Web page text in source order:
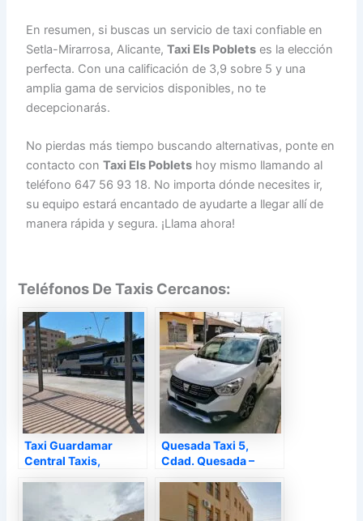
En resumen, si buscas un servicio de taxi confiable en
Setla-Mirarrosa, Alicante,Taxi Els Poblets es la elección
perfecta. Con una calificación de 3,9 sobre 5 y una
amplia gama de servicios disponibles, no te
decepcionarás.
No pierdas más tiempo buscando alternativas, ponte en
contacto conTaxi Els Poblets hoy mismo llamando al
teléfono 647 56 93 18. No importa dónde necesites ir,
su equipo estará encantado de ayudarte a llegar allí de
manera rápida y segura. ¡Llama ahora!
Teléfonos De Taxis Cercanos:
Taxi Guardamar
Central Taxis,
Quesada Taxi 5,
Cdad. Quesada –